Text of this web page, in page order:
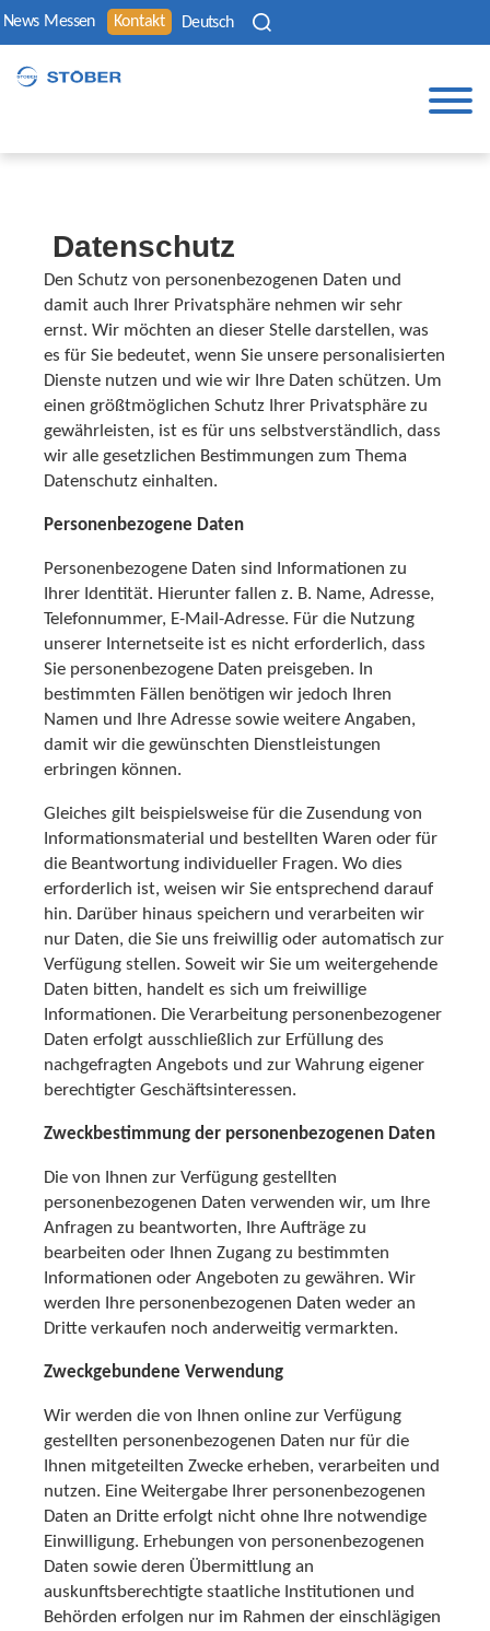
News Messen Kontakt Deutsch
Datenschutz
Den Schutz von personenbezogenen Daten und
damit auch Ihrer Privatsphäre nehmen wir sehr
ernst. Wir möchten an dieser Stelle darstellen, was
es für Sie bedeutet, wenn Sie unsere personalisierten
Dienste nutzen und wie wir Ihre Daten schützen. Um
einen größtmöglichen Schutz Ihrer Privatsphäre zu
gewährleisten, ist es für uns selbstverständlich, dass
wir alle gesetzlichen Bestimmungen zum Thema
Datenschutz einhalten.
Personenbezogene Daten
Personenbezogene Daten sind Informationen zu
Ihrer Identität. Hierunter fallen z. B. Name, Adresse,
Telefonnummer, E-Mail-Adresse. Für die Nutzung
unserer Internetseite ist es nicht erforderlich, dass
Sie personenbezogene Daten preisgeben. In
bestimmten Fällen benötigen wir jedoch Ihren
Namen und Ihre Adresse sowie weitere Angaben,
damit wir die gewünschten Dienstleistungen
erbringen können.
Gleiches gilt beispielsweise für die Zusendung von
Informationsmaterial und bestellten Waren oder für
die Beantwortung individueller Fragen. Wo dies
erforderlich ist, weisen wir Sie entsprechend darauf
hin. Darüber hinaus speichern und verarbeiten wir
nur Daten, die Sie uns freiwillig oder automatisch zur
Verfügung stellen. Soweit wir Sie um weitergehende
Daten bitten, handelt es sich um freiwillige
Informationen. Die Verarbeitung personenbezogener
Daten erfolgt ausschließlich zur Erfüllung des
nachgefragten Angebots und zur Wahrung eigener
berechtigter Geschäftsinteressen.
Zweckbestimmung der personenbezogenen Daten
Die von Ihnen zur Verfügung gestellten
personenbezogenen Daten verwenden wir, um Ihre
Anfragen zu beantworten, Ihre Aufträge zu
bearbeiten oder Ihnen Zugang zu bestimmten
Informationen oder Angeboten zu gewähren. Wir
werden Ihre personenbezogenen Daten weder an
Dritte verkaufen noch anderweitig vermarkten.
Zweckgebundene Verwendung
Wir werden die von Ihnen online zur Verfügung
gestellten personenbezogenen Daten nur für die
Ihnen mitgeteilten Zwecke erheben, verarbeiten und
nutzen. Eine Weitergabe Ihrer personenbezogenen
Daten an Dritte erfolgt nicht ohne Ihre notwendige
Einwilligung. Erhebungen von personenbezogenen
Daten sowie deren Übermittlung an
auskunftsberechtigte staatliche Institutionen und
Behörden erfolgen nur im Rahmen der einschlägigen